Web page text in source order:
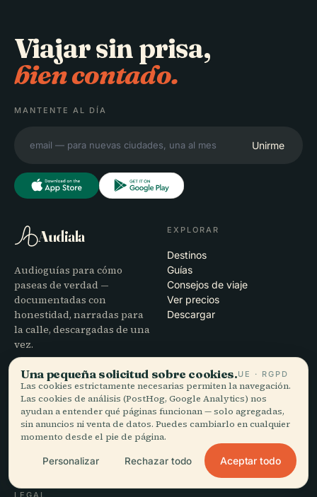
Viajar sin prisa,
bien contado.
MANTENTE AL DÍA
Unirme
Audiala
Audioguías para cómo
paseas de verdad —
documentadas con
honestidad, narradas para
la calle, descargadas de una
vez.
EXPLORAR
Destinos
Guías
Consejos de viaje
Ver precios
Descargar
EMPRESA
Nosotros
Proceso editorial
Misión
AYUDA
Soporte
Solución de problemas de la
Contacto
Colabora con nosotros
Una pequeña solicitud sobre cookies.UE · RGPD
Las cookies estrictamente necesarias permiten la navegación.
Las cookies de análisis (PostHog, Google Analytics) nos
ayudan a entender qué páginas funcionan — solo agregadas,
sin anuncios ni venta de datos. Puedes cambiarlo en cualquier
momento desde el pie de página.
Personalizar Rechazar todo Aceptar todo